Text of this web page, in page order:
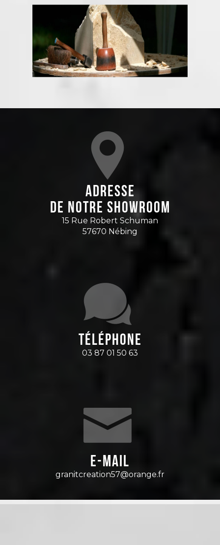
Adresse
de notre showroom
15 Rue Robert Schuman
57670 Nébing
Téléphone
03 87 01 50 63
E-mail
granitcreation57@orange.fr